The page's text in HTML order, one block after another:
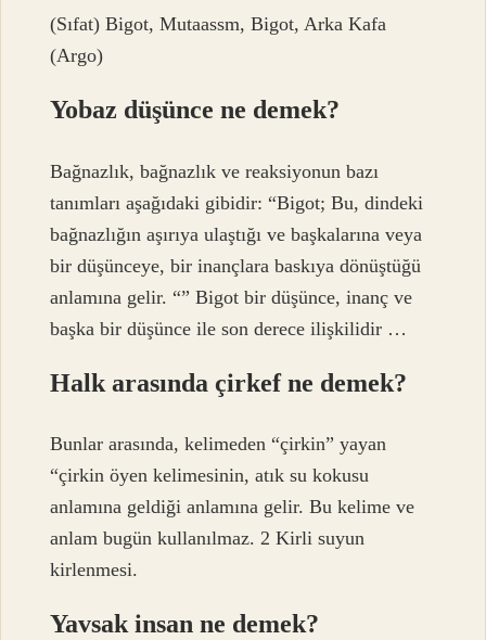
(Sıfat) Bigot, Mutaassm, Bigot, Arka Kafa
(Argo)
Yobaz düşünce ne demek?
Bağnazlık, bağnazlık ve reaksiyonun bazı
tanımları aşağıdaki gibidir: “Bigot; Bu, dindeki
bağnazlığın aşırıya ulaştığı ve başkalarına veya
bir düşünceye, bir inançlara baskıya dönüştüğü
anlamına gelir. “” Bigot bir düşünce, inanç ve
başka bir düşünce ile son derece ilişkilidir …
Halk arasında çirkef ne demek?
Bunlar arasında, kelimeden “çirkin” yayan
“çirkin öyen kelimesinin, atık su kokusu
anlamına geldiği anlamına gelir. Bu kelime ve
anlam bugün kullanılmaz. 2 Kirli suyun
kirlenmesi.
Yavsak insan ne demek?